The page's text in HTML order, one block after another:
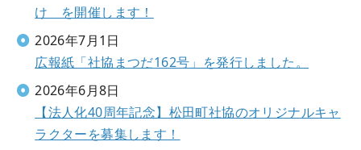
け を開催します！
広報紙「社協まつだ162号」を発行しました。
2026年7月1日
【法人化40周年記念】松田町社協のオリジナルキャ
ラクターを募集します！
2026年6月8日